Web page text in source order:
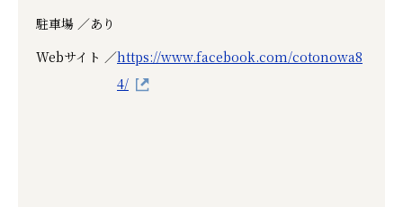
駐車場 ／あり
Webサイト ／https://www.facebook.com/cotonowa8
4/